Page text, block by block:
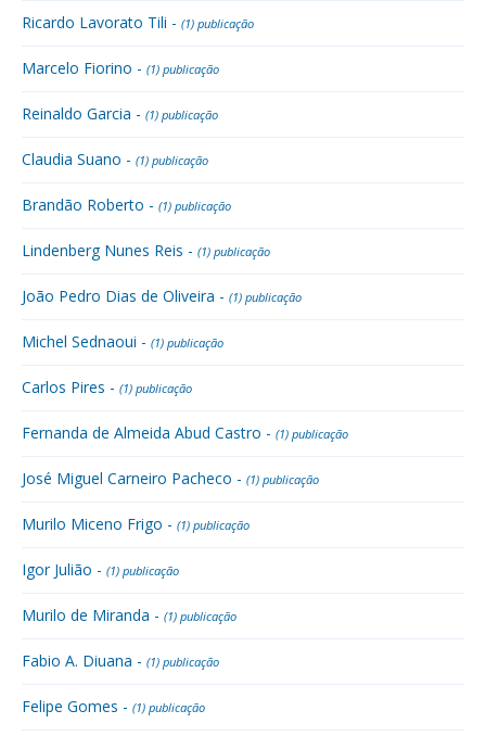
Ricardo Lavorato Tili - (1) publicação
Marcelo Fiorino - (1) publicação
Reinaldo Garcia - (1) publicação
Claudia Suano - (1) publicação
Brandão Roberto - (1) publicação
Lindenberg Nunes Reis - (1) publicação
João Pedro Dias de Oliveira - (1) publicação
Michel Sednaoui - (1) publicação
Carlos Pires - (1) publicação
Fernanda de Almeida Abud Castro - (1) publicação
José Miguel Carneiro Pacheco - (1) publicação
Murilo Miceno Frigo - (1) publicação
Igor Julião - (1) publicação
Murilo de Miranda - (1) publicação
Fabio A. Diuana - (1) publicação
Felipe Gomes - (1) publicação